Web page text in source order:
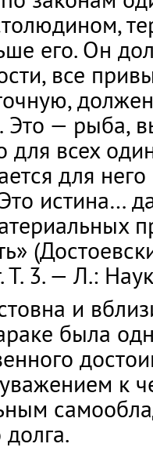
его. Он
все
Это — рыба,
для всех
для него
истина…
Т. 3. — Л.:
и
была
к